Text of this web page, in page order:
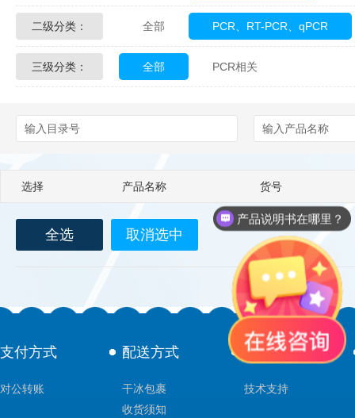
Echelon Biosciences Verichem
Affinity Biologicals
Berry & Associates
LGC Maine Standards Biolife
AbD Serotec
化学及生物化学试剂 材料学试剂
二级分类： 全部 PCR、RT-PCR、qPCR
三级分类： 全部 PCR相关
选择 产品名称 货号
全选 取消选中
支付方式
对公转账
配送方式
干冰包裹
收货须知
售后服务
技术支持
产品说明书在哪里？